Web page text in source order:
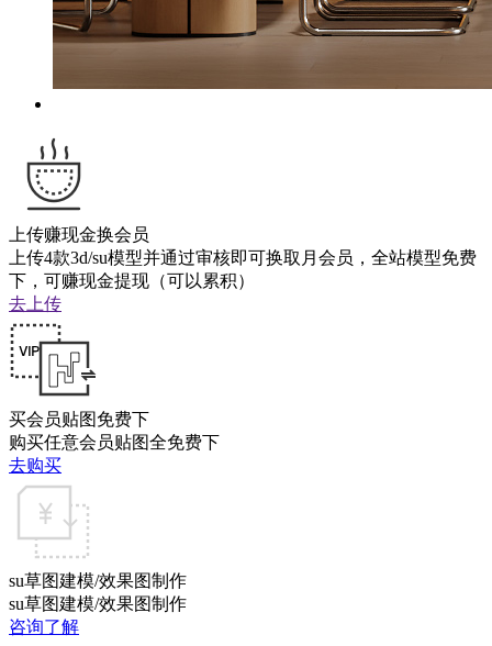
上传赚现金换会员
上传4款3d/su模型并通过审核即可换取月会员，全站模型免费
下，可赚现金提现（可以累积）
去上传
买会员贴图免费下
购买任意会员贴图全免费下
去购买
su草图建模/效果图制作
su草图建模/效果图制作
咨询了解